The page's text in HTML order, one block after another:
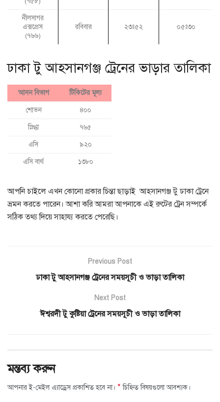
নীলসাগর
এক্সপ্রেস
(৭৬৬)
রবিবার ২৩ঃ৫২ ০৫ঃ৩০
ঢাকা টু আহসানগঞ্জ ট্রেনের ভাড়ার তালিকা
আসন বিভাগ টিকিটের মূল্য
শোভন ৪০০
স্নিগ্ধা ৭৬৫
এসি ৯২০
এসি বার্থ ১৩৮০
আপনি চাইলে এখন কোনো প্রকার চিন্তা ছাড়াই আহসানগঞ্জ টু ঢাকা ট্রেনে
ভ্রমন করতে পারেন। আশা করি আমরা আপনাকে এই রুটের ট্রেন সম্পর্কে
সঠিক তথ্য দিয়ে সাহায্য করতে পেরেছি।
Previous Post
ঢাকা টু আহসানগঞ্জ ট্রেনের সময়সূচী ও ভাড়া তালিকা
Next Post
ঈশ্বরদী টু কুষ্টিয়া ট্রেনের সময়সূচী ও ভাড়া তালিকা
মন্তব্য করুন
আপনার ই-মেইল এ্যাড্রেস প্রকাশিত হবে না। * চিহ্নিত বিষয়গুলো আবশ্যক।